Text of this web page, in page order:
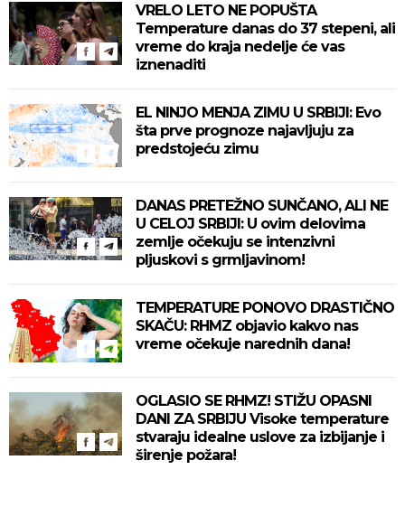
VRELO LETO NE POPUŠTA
Temperature danas do 37 stepeni, ali
vreme do kraja nedelje će vas
iznenaditi
EL NINJO MENJA ZIMU U SRBIJI: Evo
šta prve prognoze najavljuju za
predstojeću zimu
DANAS PRETEŽNO SUNČANO, ALI NE
U CELOJ SRBIJI: U ovim delovima
zemlje očekuju se intenzivni
pljuskovi s grmljavinom!
TEMPERATURE PONOVO DRASTIČNO
SKAČU: RHMZ objavio kakvo nas
vreme očekuje narednih dana!
OGLASIO SE RHMZ! STIŽU OPASNI
DANI ZA SRBIJU Visoke temperature
stvaraju idealne uslove za izbijanje i
širenje požara!